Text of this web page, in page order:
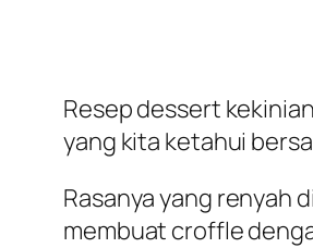
Resep dessert
yang kita ketahui
Rasanya yang renyah
membuat croffle